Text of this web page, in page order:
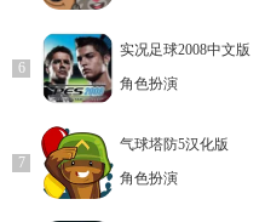
实况足球2008中文版
角色扮演
气球塔防5汉化版
角色扮演